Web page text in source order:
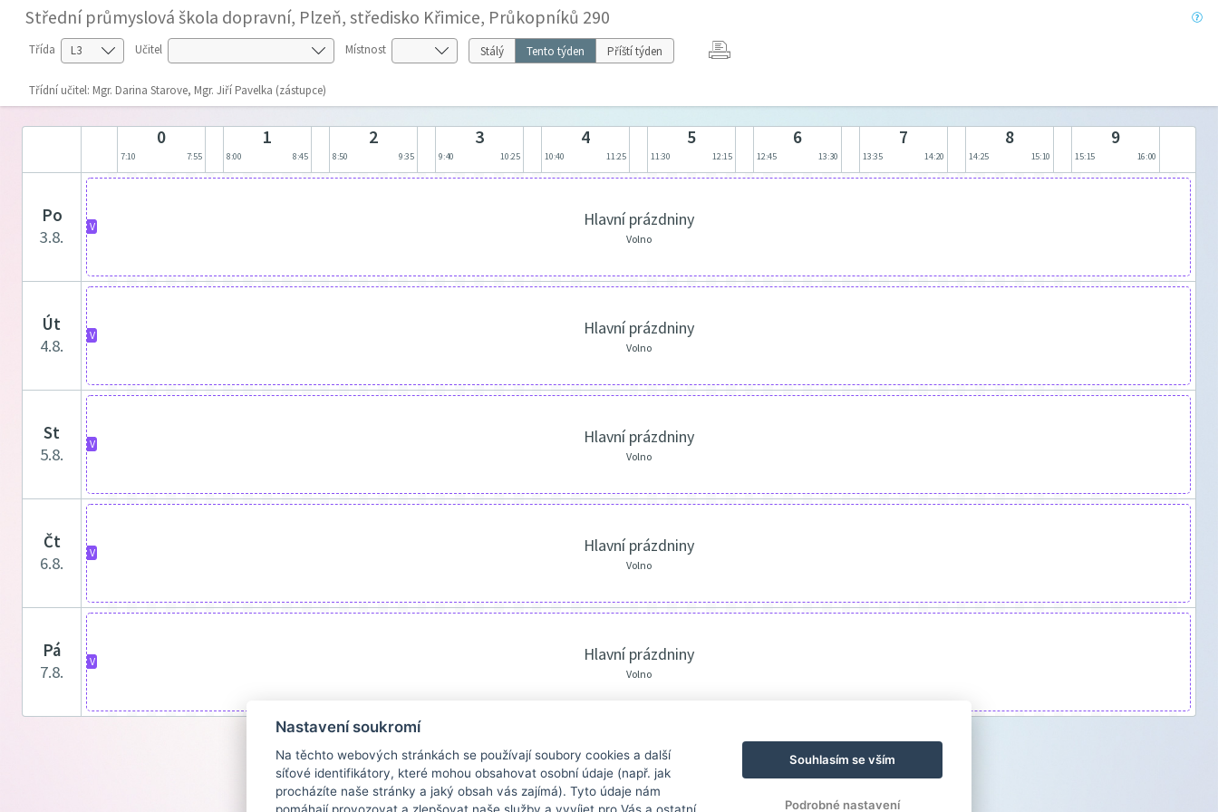
Střední průmyslová škola dopravní, Plzeň, středisko Křimice, Průkopníků 290
Třída Učitel Místnost Stálý Tento týden Příští týden
Třídní učitel: Mgr. Darina Starove, Mgr. Jiří Pavelka (zástupce)
0
7:10 7:55
1
8:00 8:45
2
8:50 9:35
3
9:40 10:25
4
10:40 11:25
5
11:30 12:15
6
12:45 13:30
7
13:35 14:20
8
14:25 15:10
9
15:15 16:00
po
3.8.
V Hlavní prázdniny
Volno
út
4.8.
V Hlavní prázdniny
Volno
st
5.8.
V Hlavní prázdniny
Volno
čt
6.8.
V Hlavní prázdniny
Volno
pá
7.8.
V Hlavní prázdniny
Volno
Nastavení soukromí
Na těchto webových stránkách se používají soubory cookies a další
síťové identifikátory, které mohou obsahovat osobní údaje (např. jak
procházíte naše stránky a jaký obsah vás zajímá). Tyto údaje nám
Souhlasím se vším
Podrobné nastavení